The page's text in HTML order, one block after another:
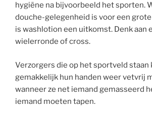
hygiëne na bijvoorbeeld het sporten.
douche-gelegenheid is voor een
is washlotion een uitkomst. Denk aan
wielerronde of cross.
Verzorgers die op het sportveld staan
gemakkelijk hun handen weer vetvrij
wanneer ze net iemand gemasseerd
iemand moeten tapen.